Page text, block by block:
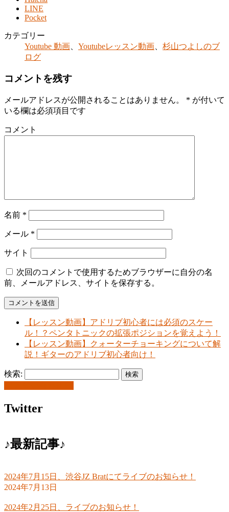
LINE
Pocket
カテゴリー
Youtube 動画
Youtubeレッスン動画
杉山つよしのブ
ログ
コメントを残す
メールアドレスが公開されることはありません。 * が付いて
いる欄は必須項目です
コメント
名前 *
メール *
サイト
次回のコメントで使用するためブラウザーに自分の名
前、メールアドレス、サイトを保存する。
【レッスン動画】アドリブ初心者には必須のスケー
ル！？ペンタトニックの拡張ポジションを覚えよう！
【レッスン動画】クォーターチョーキングについて解
説！ギターのアドリブ初心者向け！
検索:
Twitter
♪最新記事♪
2024年7月15日、渋谷JZ Bratにてライブのお知らせ！
2024年7月13日
2024年2月25日、ライブのお知らせ！